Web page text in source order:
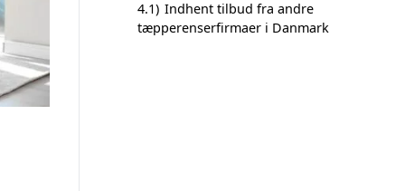
4.1) Indhent tilbud fra andre
tæpperenserfirmaer i Danmark